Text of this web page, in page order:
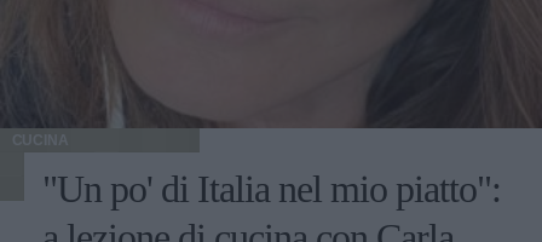
CUCINA
"Un po' di Italia nel mio piatto":